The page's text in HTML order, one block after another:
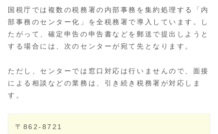
国税庁では複数の税務署の内部事務を集約処理する「内
部事務のセンター化」を全税務署で導入しています。し
たがって、確定申告の申告書などを郵送で提出しようと
する場合には、次のセンターが宛て先となります。
ただし、センターでは窓口対応は行いませんので、面接
による相談などの業務は、引き続き税務署が対応しま
す。
〒862-8721